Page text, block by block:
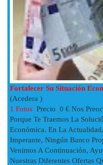
Fortalecer Su Situación
(Acedera )
1 Fotos Precio 0 € Nos
Porque Te Traemos La
Económica. En La
Imperante, Ningún Banco
Venimos A Continuación,
Nuestras Diferentes Ofertas